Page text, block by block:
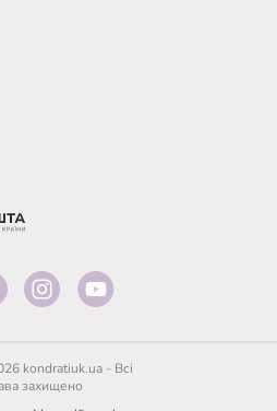
kondratiuk.ua - Всі
захищено